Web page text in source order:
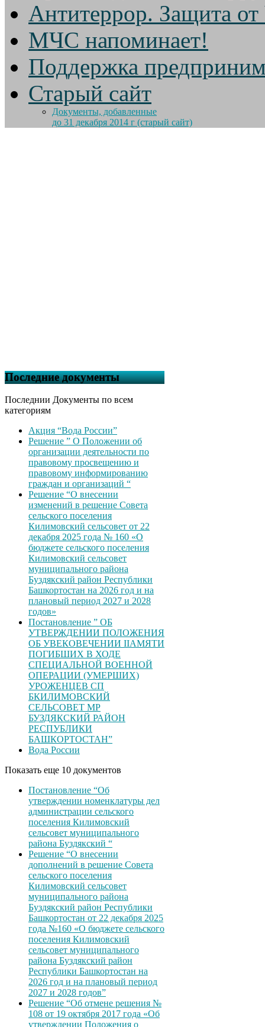
Антитеррор. Защита
МЧС напоминает!
Поддержка
Старый сайт
Документы, добавленные
до 31 декабря 2014 г (старый сайт)
Последние документы
Последнии Документы по всем
категориям
Акция “Вода России”
Решение ” О Положении об
организации деятельности по
правовому просвещению и
правовому информированию
граждан и организаций “
Решение “О внесении
изменений в решение Совета
сельского поселения
Килимовский сельсовет от 22
декабря 2025 года № 160 «О
бюджете сельского поселения
Килимовский сельсовет
муниципального района
Буздякский район Республики
Башкортостан на 2026 год и на
плановый период 2027 и 2028
годов»
Постановление ” ОБ
УТВЕРЖДЕНИИ ПОЛОЖЕНИЯ
ОБ УВЕКОВЕЧЕНИИ ІІАМЯТИ
ПОГИБШИХ В ХОДЕ
СПЕЦИАЛЬНОЙ ВОЕННОЙ
ОПЕРАЦИИ (УМЕРШИХ)
УРОЖЕНЦЕВ CП
БКИЛИМОВСКИЙ
СЕЛЬСОВЕТ МР
БУЗДЯКСКИЙ РАЙОН
РЕСПУБЛИКИ
БАШКОРТОСТАН”
Вода России
Показать еще 10 документов
Постановление “Об
утверждении номенклатуры дел
администрации сельского
поселения Килимовский
сельсовет муниципального
района Буздякский “
Решение “О внесении
дополнений в решение Совета
сельского поселения
Килимовский сельсовет
муниципального района
Буздякский район Республики
Башкортостан от 22 декабря 2025
года №160 «О бюджете сельского
поселения Килимовский
сельсовет муниципального
района Буздякский район
Республики Башкортостан на
2026 год и на плановый период
2027 и 2028 годов”
Решение “Об отмене решения №
108 от 19 октября 2017 года «Об
утверждении Положения о